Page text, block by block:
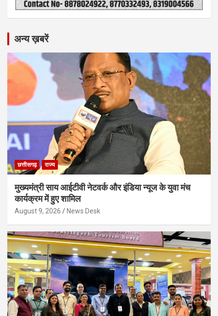
अन्य ख़बरें
छत्तीसगढ़ राज्य
मुख्यमंत्री साय आईटीवी नेटवर्क और इंडिया न्यूज के युवा मंच
कार्यक्रम में हुए शामिल
August 9, 2026 News Desk